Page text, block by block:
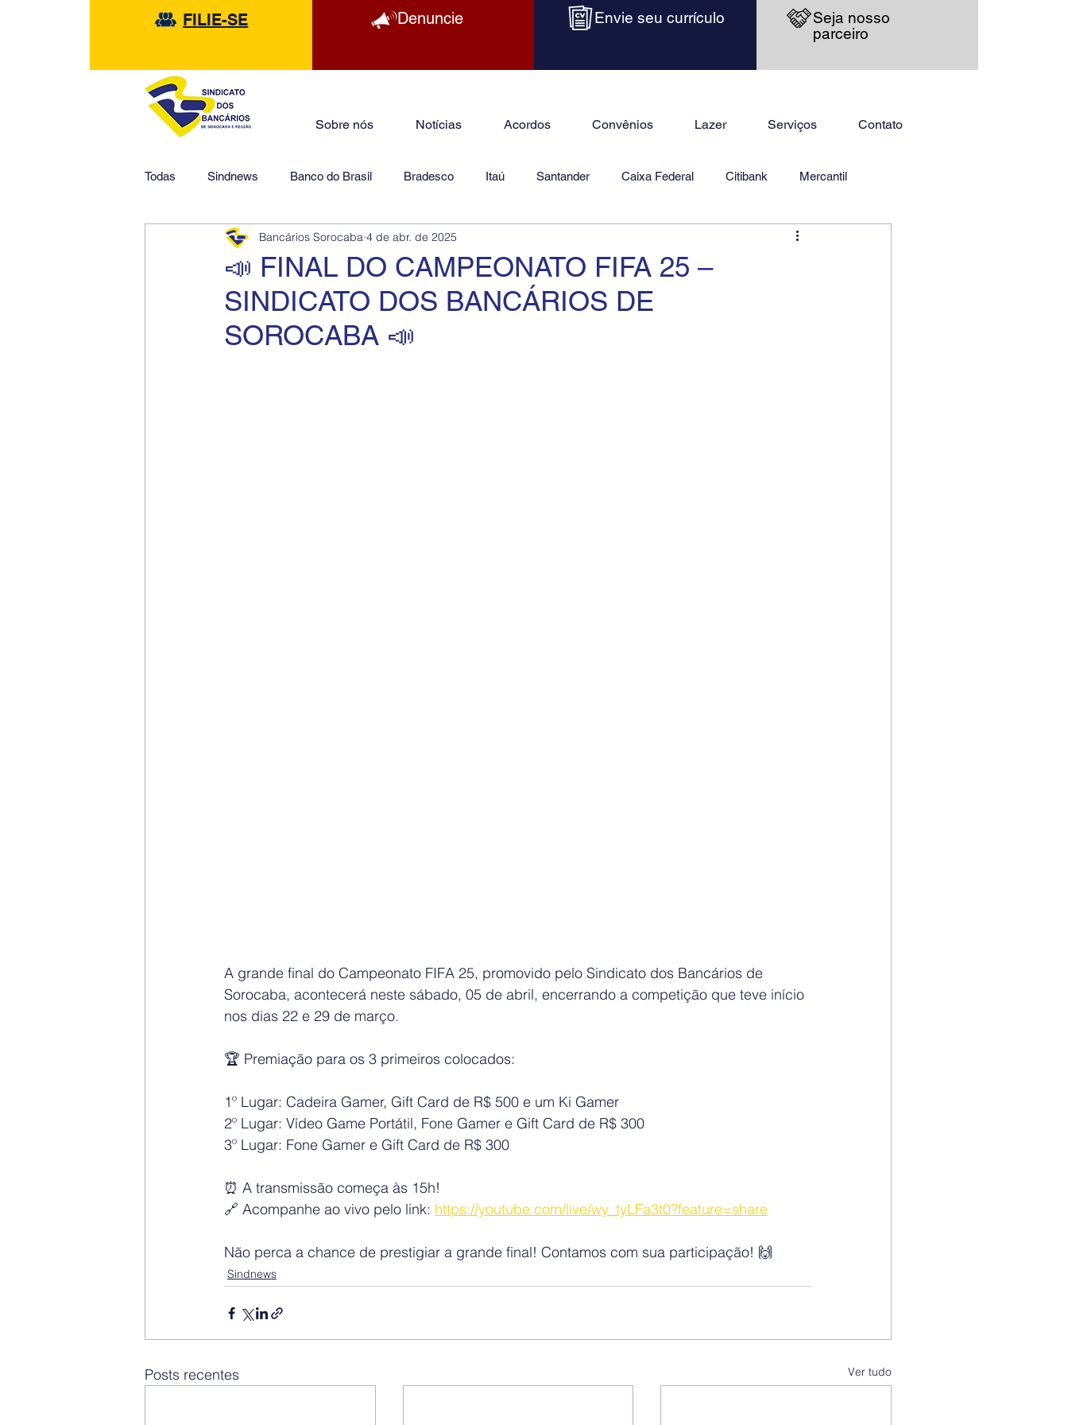
FILIE-SE Denuncie Envie seu currículo
Seja nosso
parceiro
Sobre nós Notícias Acordos Convênios Lazer Serviços Contato
Todas Sindnews Banco do Brasil Bradesco Itaú Santander Caixa Federal Citibank Mercantil
HSBC Financeiras Jurídico
📣 FINAL DO CAMPEONATO FIFA 25 –
SINDICATO DOS BANCÁRIOS DE
SOROCABA 📣
Bancários Sorocaba 4 de abr. de 2025
A grande final do Campeonato FIFA 25, promovido pelo Sindicato dos Bancários de
Sorocaba, acontecerá neste sábado, 05 de abril, encerrando a competição que teve início
nos dias 22 e 29 de março.
🏆 Premiação para os 3 primeiros colocados:
1º Lugar: Cadeira Gamer, Gift Card de R$ 500 e um Ki Gamer
2º Lugar: Vídeo Game Portátil, Fone Gamer e Gift Card de R$ 300
3º Lugar: Fone Gamer e Gift Card de R$ 300
⏰ A transmissão começa às 15h!
🔗 Acompanhe ao vivo pelo link: https://youtube.com/live/wy_tyLFa3t0?feature=share
Não perca a chance de prestigiar a grande final! Contamos com sua participação! 🙌
Sindnews
Posts recentes Ver tudo